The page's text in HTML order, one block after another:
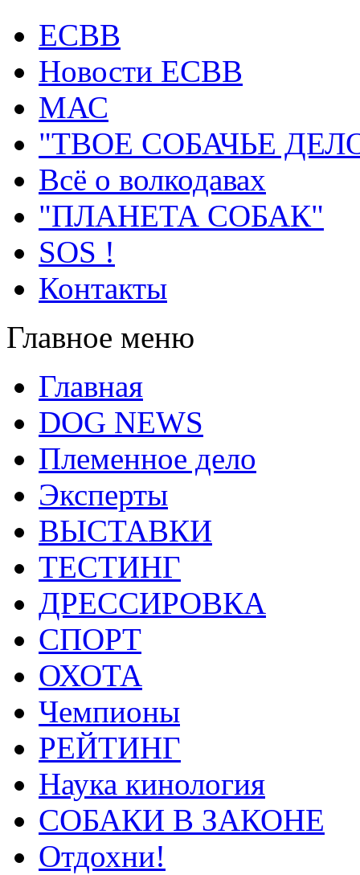
ECВB
Новости ЕСВВ
МАС
"ТВОЕ СОБАЧЬЕ
Всё о волкодавах
"ПЛАНЕТА СОБАК"
SOS !
Контакты
Главное меню
Главная
DOG NEWS
Племенное дело
Эксперты
ВЫСТАВКИ
ТЕСТИНГ
ДРЕССИРОВКА
СПОРТ
ОХОТА
Чемпионы
РЕЙТИНГ
Наука кинология
СОБАКИ В ЗАКОНЕ
Отдохни!